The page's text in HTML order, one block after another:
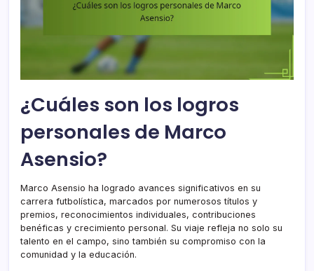
¿Cuáles son los logros
personales de Marco
Asensio?
Marco Asensio ha logrado avances significativos en su
carrera futbolística, marcados por numerosos títulos y
premios, reconocimientos individuales, contribuciones
benéficas y crecimiento personal. Su viaje refleja no solo su
talento en el campo, sino también su compromiso con la
comunidad y la educación.